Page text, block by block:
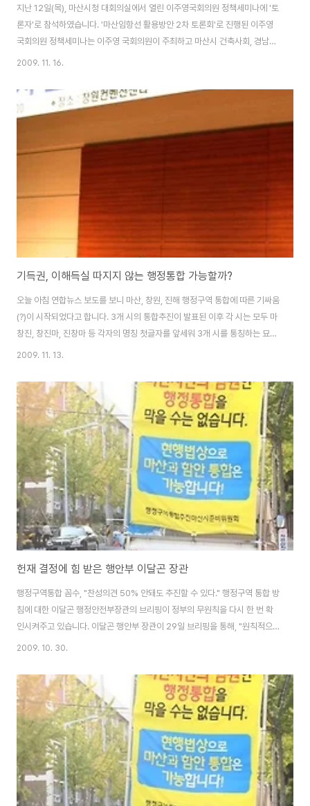
지난 12일(목), 마산시청 대회의실에서 열린 이주영국회의원 정책세미나에 '토
론자'로 참석하였습니다. '마산임항선 활용방안 2차 토론회'로 진행된 이주영
국회의원 정책세미나는 이주영 국회의원이 주최하고 마산시 건축사회, 경남대
학교 건축학부, 마산도시건축환경세미나 운영위원회가 주관하였습니다. ▲ 토
의 복합재생과 도심재구조화(김민수/ 경성대학교 도시공학과 교수) 토론 - 배
춘봉(한국교통연구원 책임연구원) - 노병국(한국철도시설공단 기획조정실 사
업전략 팀장) - 서익진(경남대학교 경제무역학부 교수) - 김흥수(마산시 도시
환경국 국장) - 이윤기(마산 YMCA 기획부장) - 임채학(현대로템(주) 이사) 를
주제로 경성대학교 도시공학과 김민..
2009. 11. 16.
기득권, 이해득실 따지지 않는 행정통합 가능할까?
오늘 아침 연합뉴스 보도를 보니 마산, 창원, 진해 행정구역 통합에 따른 기싸움
(?)이 시작되었다고 합니다. 3개 시의 통합추진이 발표된 이후 각 시는 모두 마
창진, 창진마, 진창마 등 각자의 명칭 첫글자를 앞세워 3개 시를 통칭하는 묘한
신경전을 벌이고 있다고 합니다. 마산시는 역사성을 창원시는 도시경쟁력을 진
싸움을 시작하였다는 것 입니다. ▲ 행정구역 자율(?)통합 공청회 3개시는 모
두 각 시의 명칭 첫 글자를 내세우는 나름대로의 명분은 없지 않습니다. 어쩌면,
각 시가 서로 명칭 첫 글자를 내세우는 것은 역사성과 지역성을 감안한 당연한
노력일지도 모릅니다. 그런데, 이 문제를 바라보는 시민들 생각은 통합 이후 3
개 시가 기득권..
2009. 11. 13.
헌재 결정에 힘 받은 행안부 이달곤 장관
행정구역통합 꼼수, "찬성의견 50% 안돼도 추진할 수 있다." 행정구역 통합 방
침에 대한 이달곤 행정안전부장관의 브리핑이 정부의 무원칙을 다시 한 번 확
인시켜주고 있습니다. 이달곤 행안부 장관이 29일 브리핑을 통해, "원칙적으
로 주민의견조사 결과 찬성률이 50% 이상인 지역을 대상으로 통합절차를 진
은 지역에 대해서는 통합절차를 진행하겠다" 말했답니다. 당초 행안부는 주민
의견 조사결과 찬성률이 50%를 넘지 않으면 통합이 불가능하다는 원칙을 분
명히 하였으나, 지역별 여론조사가 진행 중인 과정에서 원칙을 흔드는 발언을
하였습니다. 행안부 관계자는 "조사결과 모름, 무응답 비율이 높은 지역을 고려
해야 한다"며, "무응답을 뺀 응답자..
2009. 10. 30.